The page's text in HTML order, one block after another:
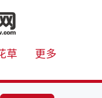
草 更多